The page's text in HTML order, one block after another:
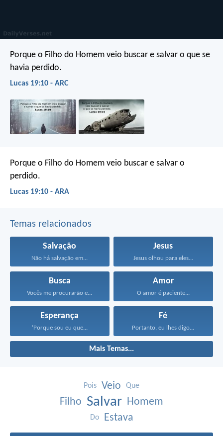
Porque o Filho do Homem veio buscar e salvar o que se
havia perdido.
Lucas 19:10 - ARC
Porque o Filho do Homem veio buscar e salvar o
perdido.
Lucas 19:10 - ARA
Temas relacionados
Salvação
Não há salvação em...
Jesus
Jesus olhou para eles...
Busca
Vocês me procurarão e...
Amor
O amor é paciente...
Esperança
‘Porque sou eu que...
Fé
Portanto, eu lhes digo...
Mais Temas...
Pois Veio Que
Filho Salvar Homem
Do Estava